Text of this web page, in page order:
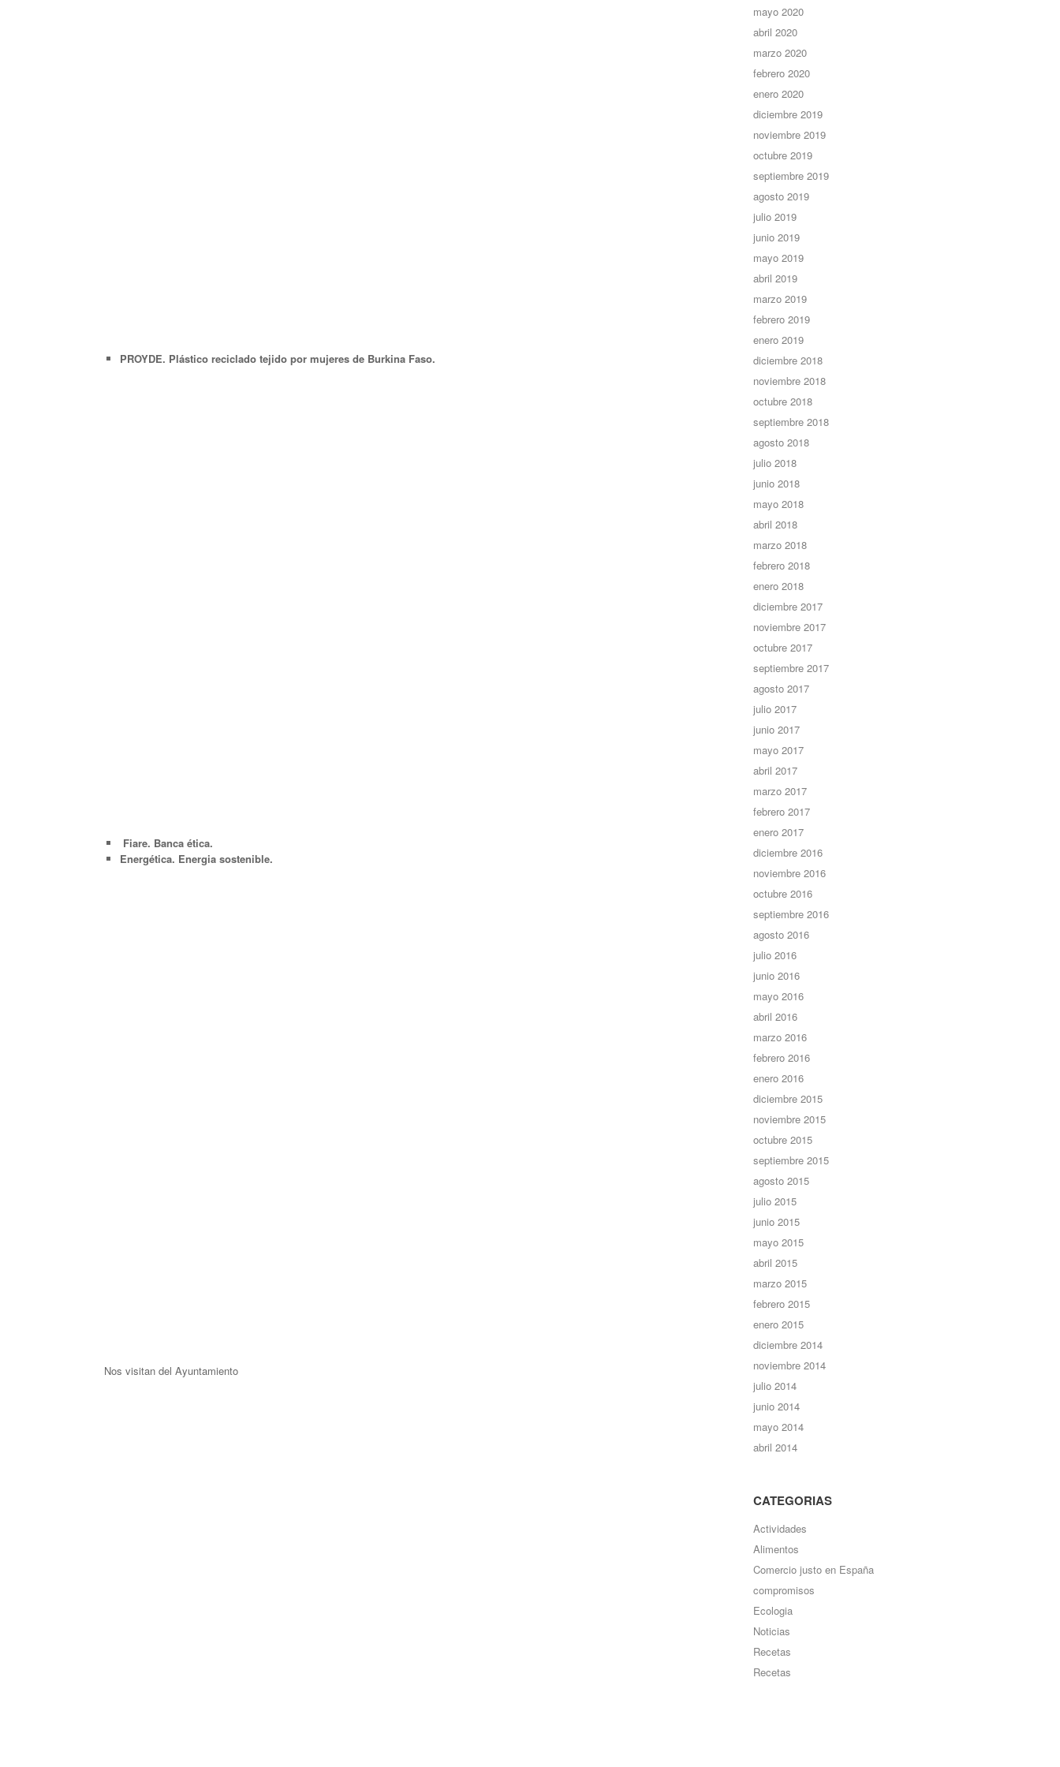
PROYDE. Plástico reciclado tejido por mujeres de Burkina Faso.
Fiare. Banca ética.
Energética. Energia sostenible.
Nos visitan del Ayuntamiento
mayo 2020
abril 2020
marzo 2020
febrero 2020
enero 2020
diciembre 2019
noviembre 2019
octubre 2019
septiembre 2019
agosto 2019
julio 2019
junio 2019
mayo 2019
abril 2019
marzo 2019
febrero 2019
enero 2019
diciembre 2018
noviembre 2018
octubre 2018
septiembre 2018
agosto 2018
julio 2018
junio 2018
mayo 2018
abril 2018
marzo 2018
febrero 2018
enero 2018
diciembre 2017
noviembre 2017
octubre 2017
septiembre 2017
agosto 2017
julio 2017
junio 2017
mayo 2017
abril 2017
marzo 2017
febrero 2017
enero 2017
diciembre 2016
noviembre 2016
octubre 2016
septiembre 2016
agosto 2016
julio 2016
junio 2016
mayo 2016
abril 2016
marzo 2016
febrero 2016
enero 2016
diciembre 2015
noviembre 2015
octubre 2015
septiembre 2015
agosto 2015
julio 2015
junio 2015
mayo 2015
abril 2015
marzo 2015
febrero 2015
enero 2015
diciembre 2014
noviembre 2014
julio 2014
junio 2014
mayo 2014
abril 2014
CATEGORIAS
Actividades
Alimentos
Comercio justo en España
compromisos
Ecologia
Noticias
Recetas
Recetas